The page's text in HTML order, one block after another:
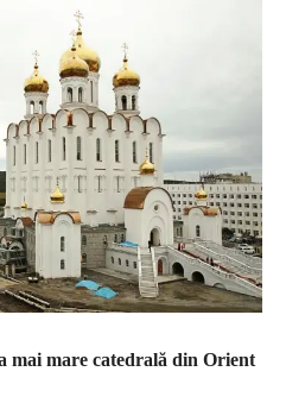
mai mare catedrală din Orient